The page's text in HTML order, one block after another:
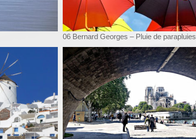
06 Bernard Georges – Pluie de parapluies